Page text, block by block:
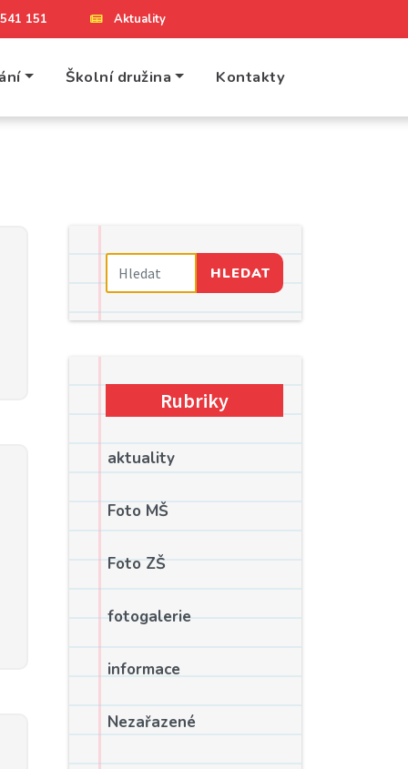
151 Aktuality
Školní družina Kontakty
HLEDAT
Rubriky
aktuality
Foto MŠ
Foto ZŠ
fotogalerie
informace
Nezařazené